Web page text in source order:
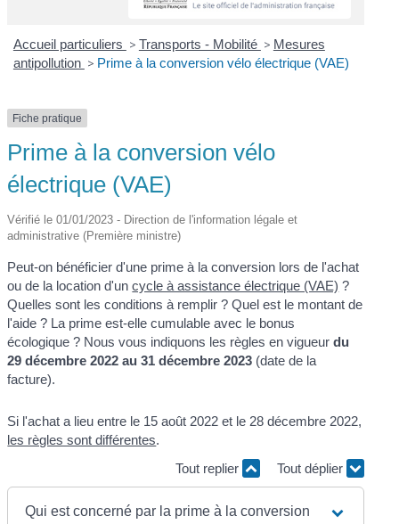
Accueil particuliers > Transports - Mobilité > Mesures
antipollution > Prime à la conversion vélo électrique (VAE)
Fiche pratique
Prime à la conversion vélo
électrique (VAE)
Vérifié le 01/01/2023 - Direction de l'information légale et
administrative (Première ministre)
Peut-on bénéficier d'une prime à la conversion lors de l'achat
ou de la location d'uncycle à assistance électrique (VAE) ?
Quelles sont les conditions à remplir ? Quel est le montant de
l'aide ? La prime est-elle cumulable avec le bonus
écologique ? Nous vous indiquons les règles en vigueurdu
29 décembre 2022 au 31 décembre 2023 (date de la
facture).
Si l'achat a lieu entre le 15 août 2022 et le 28 décembre 2022,
les règles sont différentes.
Tout replier
Tout déplier
Qui est concerné par la prime à la conversion